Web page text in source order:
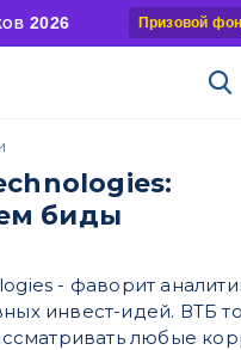
2026 Призовой
биды
- фаворит
инвест-идей. ВТБ
любые